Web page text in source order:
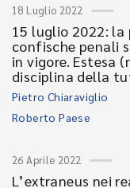
18 Luglio 2022
15 luglio 2022: la
confische penali
in vigore. Estesa
disciplina della
Pietro Chiaraviglio
Roberto Paese
26 Aprile 2022
L’extraneus nei